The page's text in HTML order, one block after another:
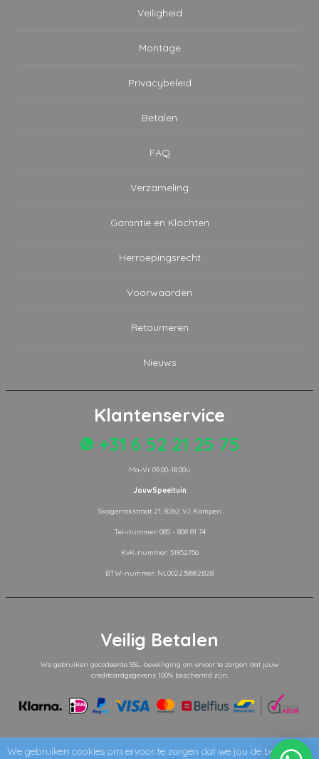
Veiligheid
Montage
Privacybeleid
Betalen
FAQ
Verzameling
Garantie en Klachten
Herroepingsrecht
Voorwaarden
Retourneren
Nieuws
Klantenservice
+31 6 52 21 25 75
Ma-Vr 09.00-18.00u
JouwSpeeltuin
Skagerrakstraat 21, 8262 VJ Kampen
Tel-nummer: 085 - 808 81 74
KvK-nummer: 51852756
BTW-nummer: NL002238862B28
Veilig Betalen
We gebruiken gecodeerde SSL-beveiliging om ervoor te zorgen dat jouw
creditcardgegevens 100% beschermd zijn.
© 2026JouwSpeeltuin. Alle rechten voorbehouden.
We gebruiken cookies om ervoor te zorgen dat we jou de beste